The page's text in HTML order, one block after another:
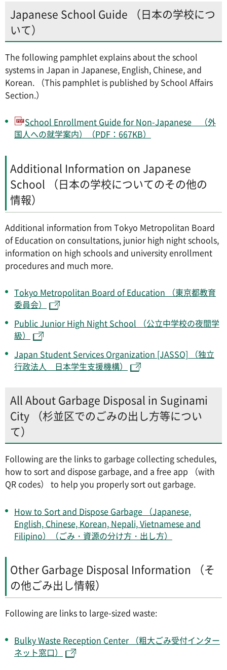
Japanese School Guide （日本の学校につ
いて）
The following pamphlet explains about the school
systems in Japan in Japanese, English, Chinese, and
Korean. （This pamphlet is published by School Affairs
Section.）
School Enrollment Guide for Non-Japanese （外
国人への就学案内）（PDF：667KB）
Additional Information on Japanese
School （日本の学校についてのその他の
情報）
Additional information from Tokyo Metropolitan Board
of Education on consultations, junior high night schools,
information on high schools and university enrollment
procedures and much more.
Tokyo Metropolitan Board of Education （東京都教育
委員会）
Public Junior High Night School （公立中学校の夜間学
級）
Japan Student Services Organization [JASSO] （独立
行政法人 日本学生支援機構）
All About Garbage Disposal in Suginami
City （杉並区でのごみの出し方等につい
て）
Following are the links to garbage collecting schedules,
how to sort and dispose garbage, and a free app （with
QR codes） to help you properly sort out garbage.
How to Sort and Dispose Garbage （Japanese,
English, Chinese, Korean, Nepali, Vietnamese and
Filipino）（ごみ・資源の分け方・出し方）
Other Garbage Disposal Information （そ
の他ごみ出し情報）
Following are links to large-sized waste:
Bulky Waste Reception Center （粗大ごみ受付インター
ネット窓口）